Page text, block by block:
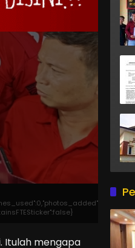
Itulah mengapa